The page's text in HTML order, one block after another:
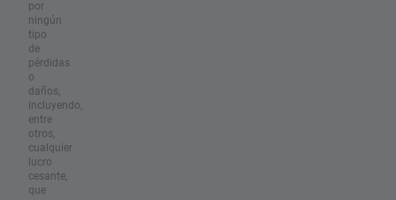
por
ningún
tipo
de
pérdidas
o
daños,
incluyendo,
entre
otros,
cualquier
lucro
cesante,
que